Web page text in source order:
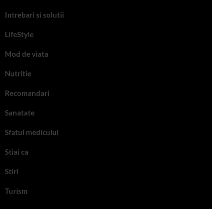
Intrebari si solutii
LifeStyle
Mod de viata
Nutritie
Recomandari
Sanatate
Sfatul medicului
Stiai ca
Stiri
Turism